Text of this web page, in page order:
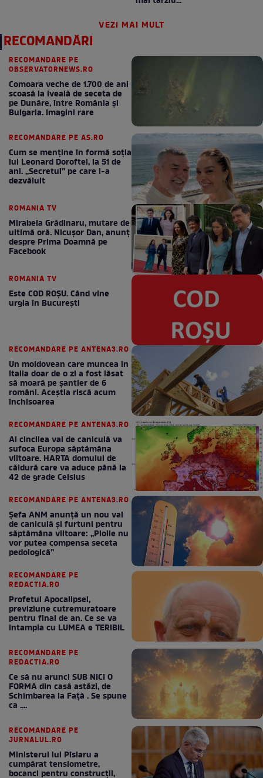
VEZI MAI MULT
RECOMANDĂRI
RECOMANDARE PE
OBSERVATORNEWS.RO
Comoara veche de 1.700 de ani
scoasă la iveală de seceta de
pe Dunăre, între România şi
Bulgaria. Imagini rare
RECOMANDARE PE AS.RO
Cum se menţine în formă soţia
lui Leonard Doroftei, la 51 de
ani. „Secretul” pe care l-a
dezvăluit
ROMANIA TV
Mirabela Grădinaru, mutare de
ultimă oră. Nicuşor Dan, anunţ
despre Prima Doamnă pe
Facebook
ROMANIA TV
Este COD ROŞU. Când vine
urgia în Bucureşti
RECOMANDARE PE ANTENA3.RO
Un moldovean care muncea în
Italia doar de o zi a fost lăsat
să moară pe şantier de 6
români. Aceștia riscă acum
închisoarea
RECOMANDARE PE ANTENA3.RO
Al cincilea val de caniculă va
sufoca Europa săptămâna
viitoare. HARTA domului de
căldură care va aduce până la
42 de grade Celsius
RECOMANDARE PE ANTENA3.RO
Șefa ANM anunță un nou val
de caniculă și furtuni pentru
săptămâna viitoare: „Ploile nu
vor putea compensa seceta
pedologică”
RECOMANDARE PE
REDACTIA.RO
Profetul Apocalipsei,
previziune cutremuratoare
pentru final de an. Ce se va
intampla cu LUMEA e TERIBIL
RECOMANDARE PE
REDACTIA.RO
Ce să nu arunci SUB NICI O
FORMA din casă astăzi, de
Schimbarea la Față . Se spune
ca ....
RECOMANDARE PE
JURNALUL.RO
Ministerul lui Pîslaru a
cumpărat tensiometre,
bocanci pentru construcții,